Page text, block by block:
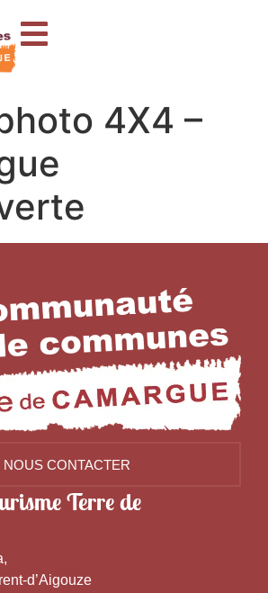
4X4 –
NOUS CONTACTER
Terre de
d’Aigouze